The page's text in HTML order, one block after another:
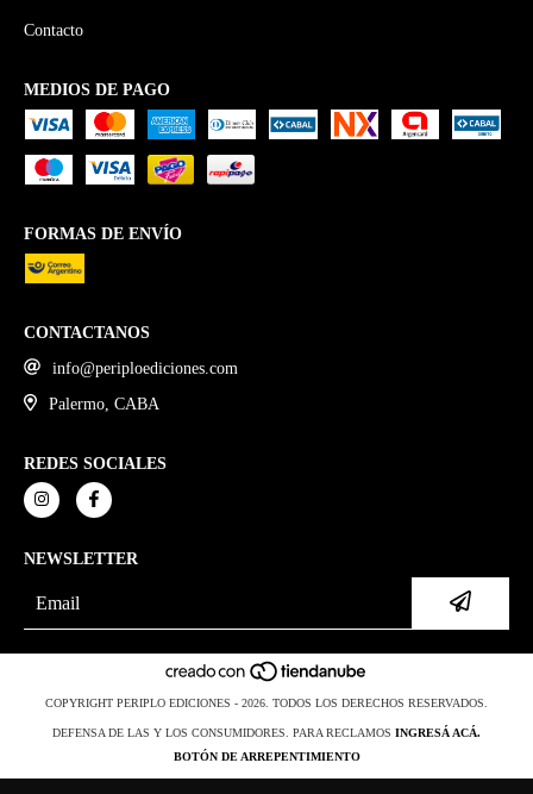
Contacto
MEDIOS DE PAGO
FORMAS DE ENVÍO
CONTACTANOS
info@periploediciones.com
Palermo, CABA
REDES SOCIALES
NEWSLETTER
COPYRIGHT PERIPLO EDICIONES - 2026. TODOS LOS DERECHOS RESERVADOS.
DEFENSA DE LAS Y LOS CONSUMIDORES. PARA RECLAMOS INGRESÁ ACÁ.
BOTÓN DE ARREPENTIMIENTO